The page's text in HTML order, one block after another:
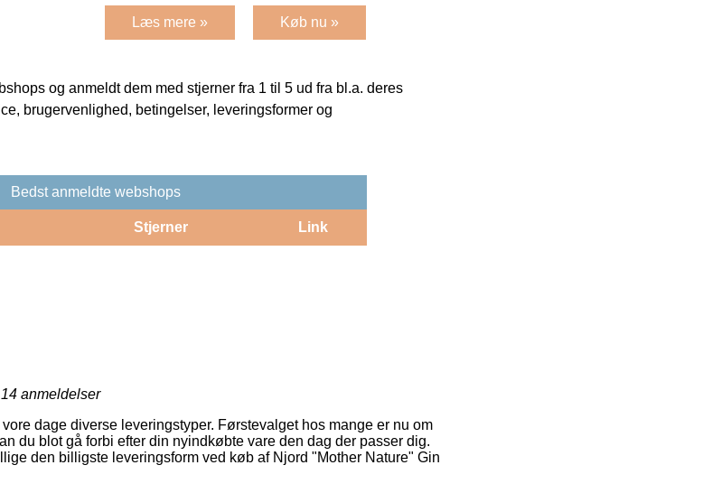
Læs mere » Køb nu »
og anmeldt dem med stjerner fra 1 til 5 ud fra bl.a. deres
brugervenlighed, betingelser, leveringsformer og
Bedst anmeldte webshops
Stjerner Link
14 anmeldelser
dage diverse leveringstyper. Førstevalget hos mange er nu om
du blot gå forbi efter din nyindkøbte vare den dag der passer dig.
den billigste leveringsform ved køb af Njord "Mother Nature" Gin